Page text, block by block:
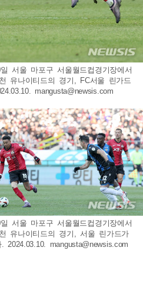
서울 마포구 서울월드컵경기장에서
유나이티드의 경기, FC서울 린가드
mangusta@newsis.com
서울 마포구 서울월드컵경기장에서
유나이티드의 경기, 서울 린가드가
2024.03.10. mangusta@newsis.com